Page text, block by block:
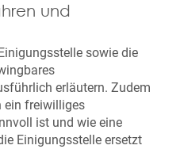
und
sowie die
erläutern. Zudem
ein freiwilliges
ist und wie eine
Einigungsstelle ersetzt